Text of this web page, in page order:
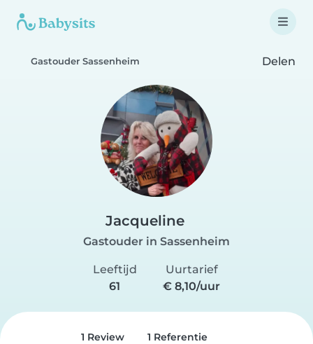
Gastouder Sassenheim Delen
Jacqueline
Gastouder in Sassenheim
Leeftijd
61
Uurtarief
€ 8,10/uur
1 Review 1 Referentie